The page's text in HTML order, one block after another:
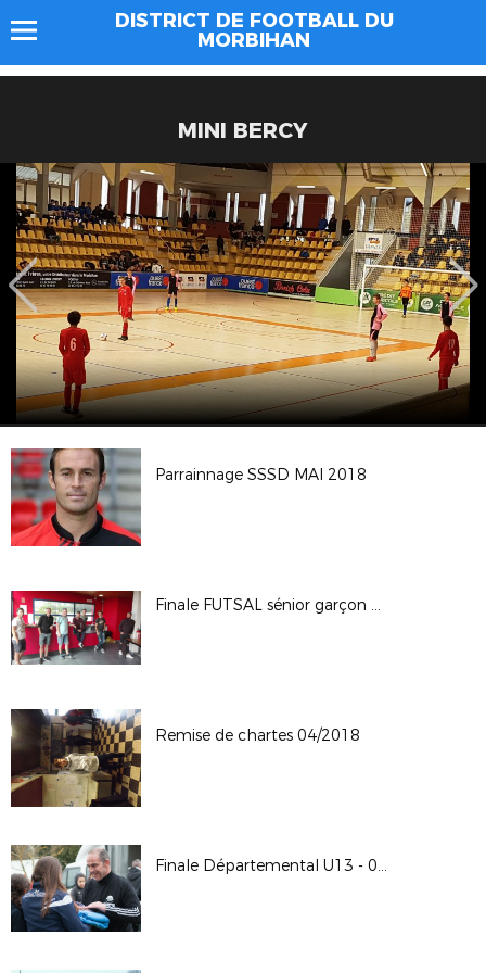
DISTRICT DE FOOTBALL DU
MORBIHAN
MINI BERCY
Parrainnage SSSD MAI 2018
Finale FUTSAL sénior garçon Mai 2018
Remise de chartes 04/2018
Finale Départemental U13 - 07/04/2018